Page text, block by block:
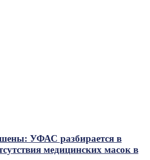
УФАС разбирается в
медицинских масок в